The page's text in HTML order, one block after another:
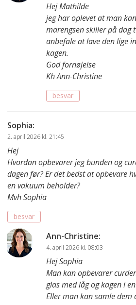
Hej Mathilde
jeg har oplevet at man
marengsen skiller på dag
anbefale at lave den lige
kagen.
God fornøjelse
Kh Ann-Christine
besvar
Sophia:
2. april 2026 kl. 21:45
Hej
Hvordan opbevarer jeg bunden og
dagen før? Er det bedst at opbevare
en vakuum beholder?
Mvh Sophia
besvar
Ann-Christine:
4. april 2026 kl. 08:03
Hej Sophia
Man kan opbevarer
glas med låg og kagen i
Eller man kan samle